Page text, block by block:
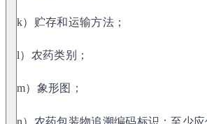
k）贮存和运输方法；
l）农药类别；
m）象形图；
n）农药包装物追溯编码标识：至少